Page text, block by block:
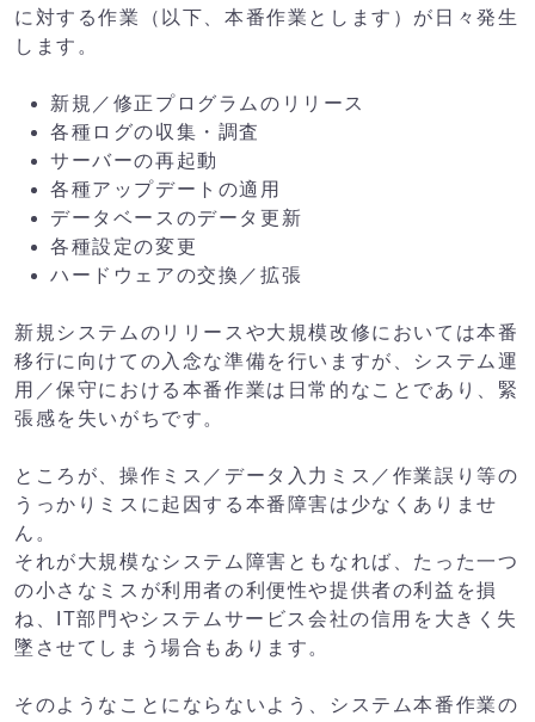
に対する作業（以下、本番作業とします）が日々発生
します。
新規／修正プログラムのリリース
各種ログの収集・調査
サーバーの再起動
各種アップデートの適用
データベースのデータ更新
各種設定の変更
ハードウェアの交換／拡張
新規システムのリリースや大規模改修においては本番
移行に向けての入念な準備を行いますが、システム運
用／保守における本番作業は日常的なことであり、緊
張感を失いがちです。
ところが、操作ミス／データ入力ミス／作業誤り等の
うっかりミスに起因する本番障害は少なくありませ
ん。
それが大規模なシステム障害ともなれば、たった一つ
の小さなミスが利用者の利便性や提供者の利益を損
ね、IT部門やシステムサービス会社の信用を大きく失
墜させてしまう場合もあります。
そのようなことにならないよう、システム本番作業の